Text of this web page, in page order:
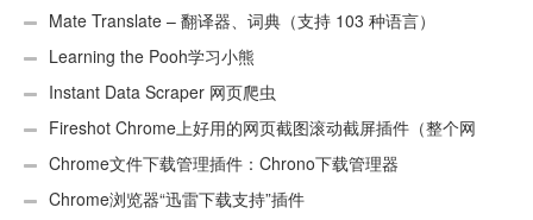
Mate Translate – 翻译器、词典（支持 103 种语言）
Learning the Pooh学习小熊
Instant Data Scraper 网页爬虫
Fireshot Chrome上好用的网页截图滚动截屏插件（整个网
页）Chrome文件下载管理插件：Chrono下载管理器
Chrome浏览器“迅雷下载支持”插件